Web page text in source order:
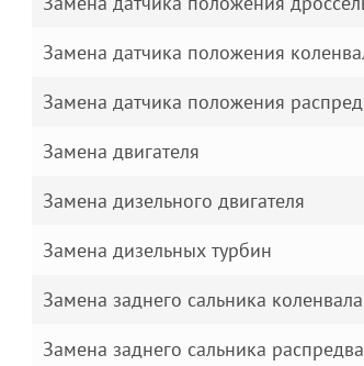
Замена датчика положения
Замена датчика положения
Замена двигателя
Замена дизельного двигателя
Замена дизельных турбин
Замена заднего сальника коленвала
Замена заднего сальника